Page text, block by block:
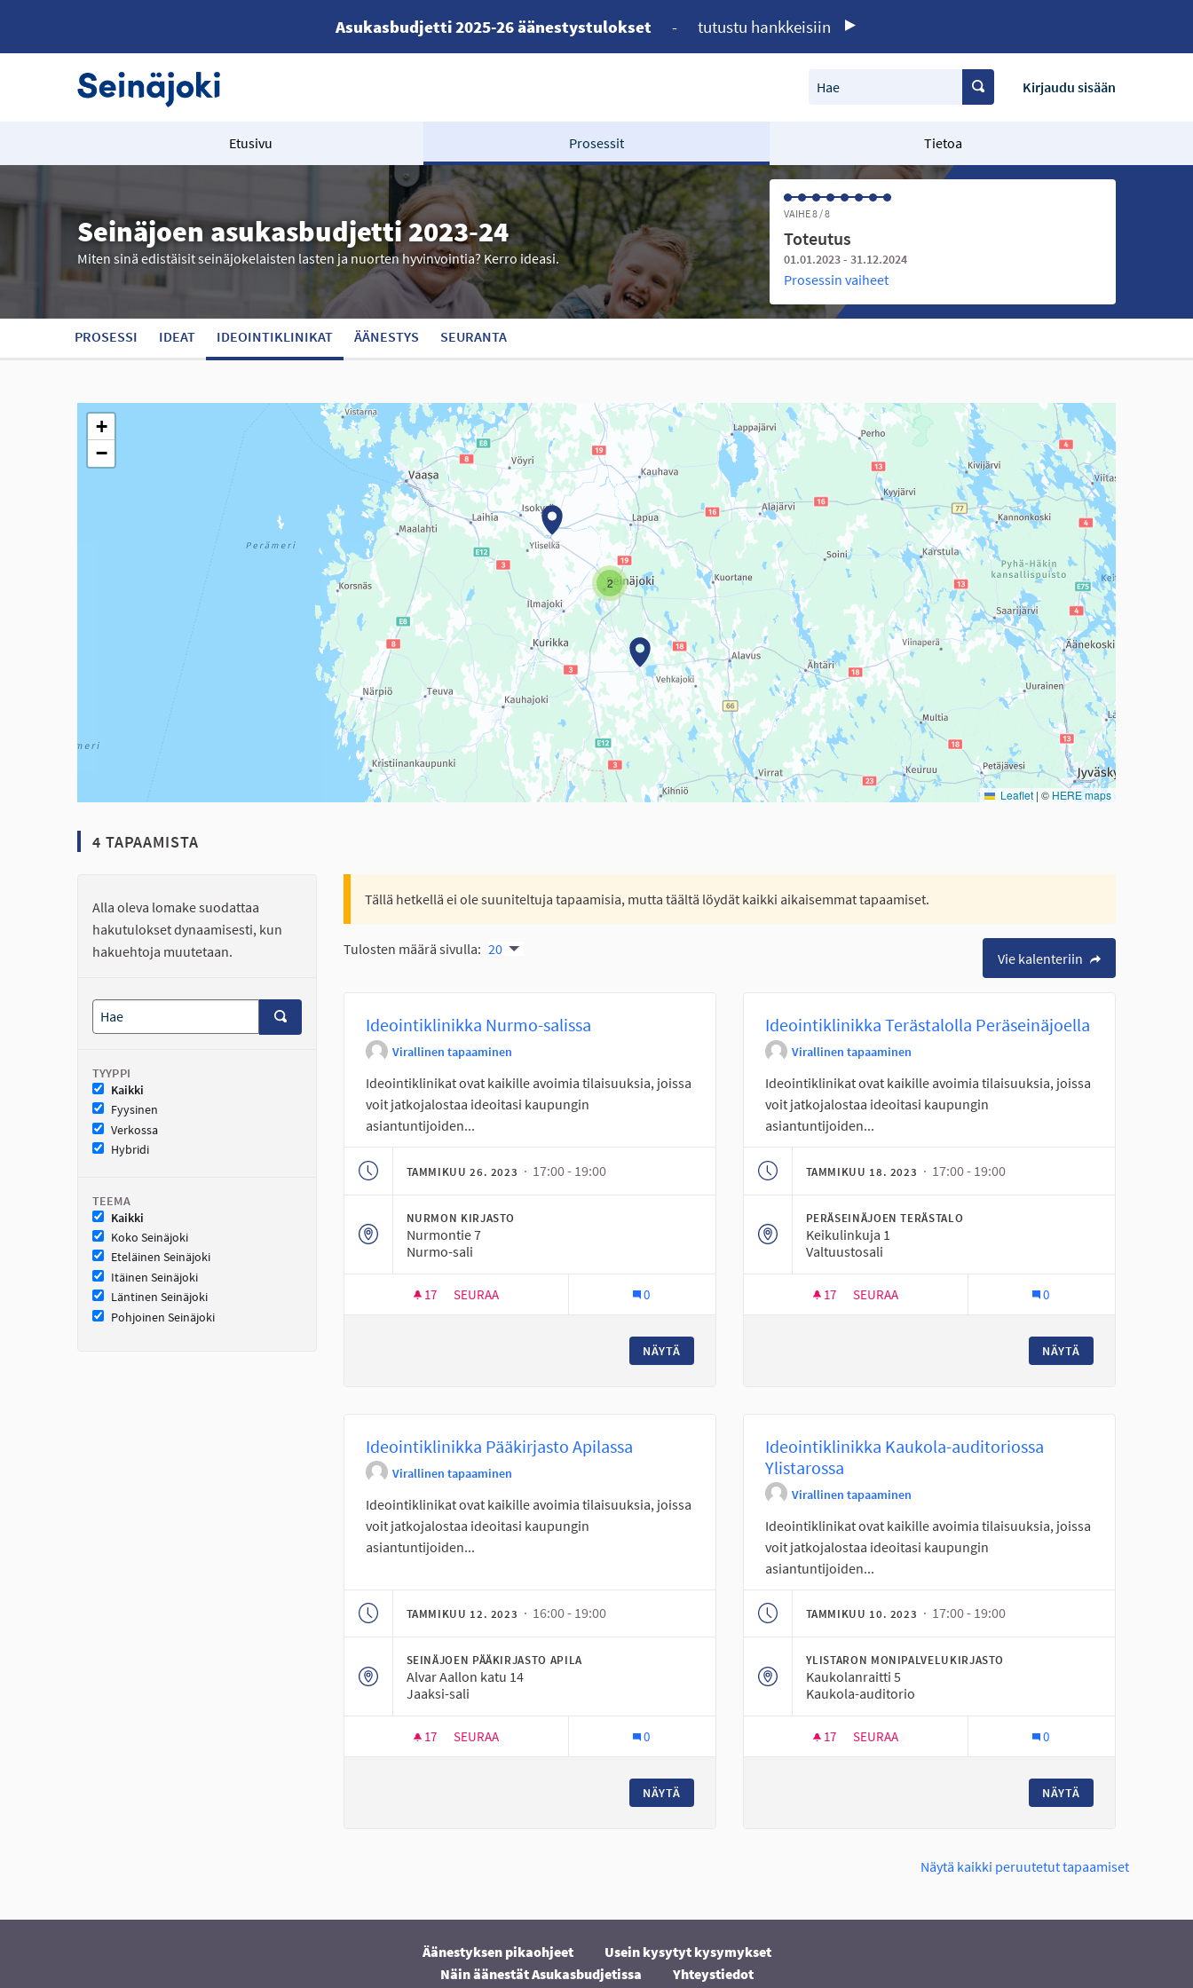
Asukasbudjetti 2025-26 äänestystulokset - tutustu hankkeisiin
Hae Kirjaudu sisään
Etusivu Prosessit Tietoa
Seinäjoen asukasbudjetti 2023-24
Miten sinä edistäisit seinäjokelaisten lasten ja nuorten hyvinvointia? Kerro ideasi.
VAIHE 8 / 8
Toteutus
01.01.2023 - 31.12.2024
Prosessin vaiheet
PROSESSI IDEAT IDEOINTIKLINIKAT ÄÄNESTYS SEURANTA
Seuraavassa elementissä on kartta, joka esittää tämän sivun tietueet karttapisteinä. Elementtiä voi käyttää ruudunlukijalla, mutta se voi olla vaikeaselkoinen.
2
+
−
Leaflet | © HERE maps
4 TAPAAMISTA
Alla oleva lomake suodattaa
hakutulokset dynaamisesti, kun
hakuehtoja muutetaan.
TYYPPI
Kaikki
Fyysinen
Verkossa
Hybridi
TEEMA
Kaikki
Koko Seinäjoki
Eteläinen Seinäjoki
Itäinen Seinäjoki
Läntinen Seinäjoki
Pohjoinen Seinäjoki
Tällä hetkellä ei ole suuniteltuja tapaamisia, mutta täältä löydät kaikki aikaisemmat tapaamiset.
Tulosten määrä sivulla: 20
Vie kalenteriin
Ideointiklinikka Nurmo-salissa
Virallinen tapaaminen
Ideointiklinikat ovat kaikille avoimia tilaisuuksia, joissa
voit jatkojalostaa ideoitasi kaupungin
asiantuntijoiden...
TAMMIKUU 26. 2023 · 17:00 - 19:00
NURMON KIRJASTO
Nurmontie 7
Nurmo-sali
17 17 SEURAAJAA
SEURAA 0
NÄYTÄ
Ideointiklinikka Terästalolla Peräseinäjoella
Virallinen tapaaminen
Ideointiklinikat ovat kaikille avoimia tilaisuuksia, joissa
voit jatkojalostaa ideoitasi kaupungin
asiantuntijoiden...
TAMMIKUU 18. 2023 · 17:00 - 19:00
PERÄSEINÄJOEN TERÄSTALO
Keikulinkuja 1
Valtuustosali
17 17 SEURAAJAA
SEURAA 0
NÄYTÄ
Ideointiklinikka Pääkirjasto Apilassa
Virallinen tapaaminen
Ideointiklinikat ovat kaikille avoimia tilaisuuksia, joissa
voit jatkojalostaa ideoitasi kaupungin
asiantuntijoiden...
TAMMIKUU 12. 2023 · 16:00 - 19:00
SEINÄJOEN PÄÄKIRJASTO APILA
Alvar Aallon katu 14
Jaaksi-sali
17 17 SEURAAJAA
SEURAA 0
NÄYTÄ
Ideointiklinikka Kaukola-auditoriossa
Ylistarossa
Virallinen tapaaminen
Ideointiklinikat ovat kaikille avoimia tilaisuuksia, joissa
voit jatkojalostaa ideoitasi kaupungin
asiantuntijoiden...
TAMMIKUU 10. 2023 · 17:00 - 19:00
YLISTARON MONIPALVELUKIRJASTO
Kaukolanraitti 5
Kaukola-auditorio
17 17 SEURAAJAA
SEURAA 0
NÄYTÄ
Näytä kaikki peruutetut tapaamiset
Äänestyksen pikaohjeet
Usein kysytyt kysymykset
Näin äänestät Asukasbudjetissa
Yhteystiedot